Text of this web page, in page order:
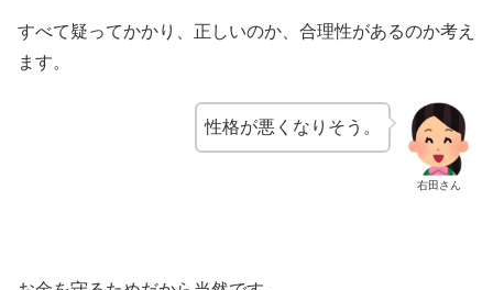
すべて疑ってかかり、正しいのか、合理性があるのか考え
ます。
右田さん
性格が悪くなりそう。